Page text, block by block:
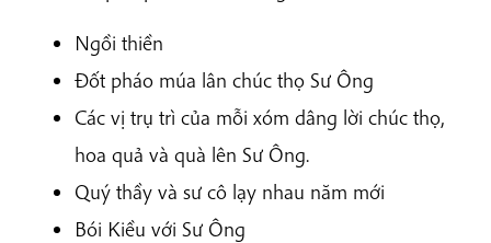
Ngồi thiền
Đốt pháo múa lân chúc thọ Sư Ông
Các vị trụ trì của mỗi xóm dâng lời chúc thọ,
hoa quả và quà lên Sư Ông.
Quý thầy và sư cô lạy nhau năm mới
Bói Kiều với Sư Ông